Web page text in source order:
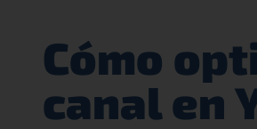
Cómo
canal en